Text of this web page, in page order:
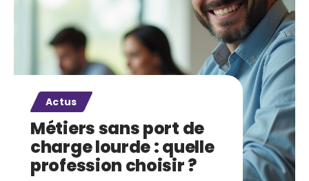
Actus
Métiers sans port de
charge lourde : quelle
profession choisir ?